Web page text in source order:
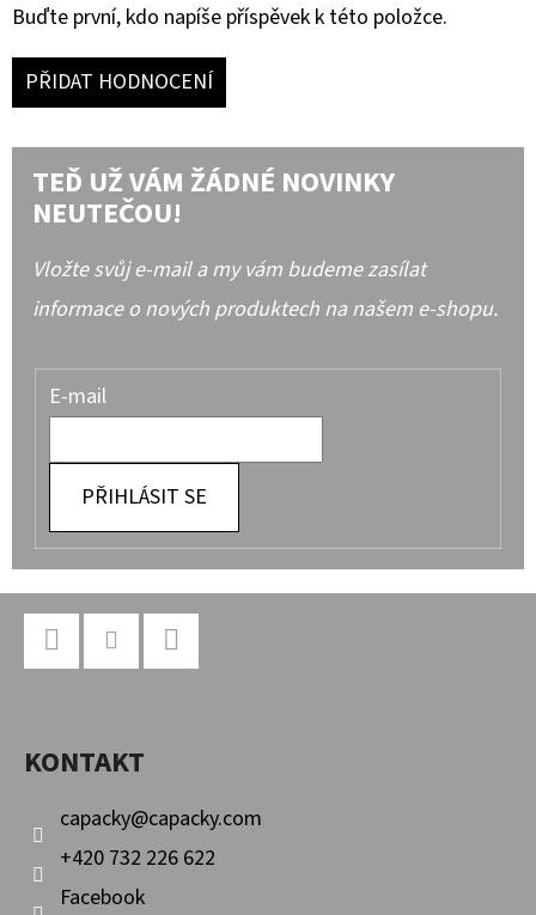
Buďte první, kdo napíše příspěvek k této položce.
PŘIDAT HODNOCENÍ
TEĎ UŽ VÁM ŽÁDNÉ NOVINKY
NEUTEČOU!
Vložte svůj e-mail a my vám budeme zasílat
informace o nových produktech na našem e-shopu.
E-mail
PŘIHLÁSIT SE
KONTAKT
capacky@capacky.com
+420 732 226 622
Facebook